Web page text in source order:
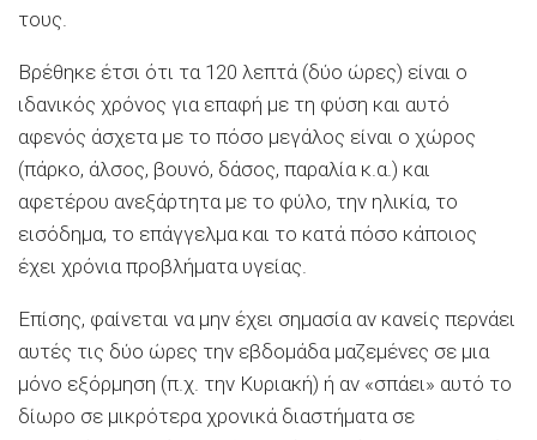
τους.
Βρέθηκε έτσι ότι τα 120 λεπτά (δύο ώρες) είναι ο
ιδανικός χρόνος για επαφή με τη φύση και αυτό
αφενός άσχετα με το πόσο μεγάλος είναι ο χώρος
(πάρκο, άλσος, βουνό, δάσος, παραλία κ.α.) και
αφετέρου ανεξάρτητα με το φύλο, την ηλικία, το
εισόδημα, το επάγγελμα και το κατά πόσο κάποιος
έχει χρόνια προβλήματα υγείας.
Επίσης, φαίνεται να μην έχει σημασία αν κανείς περνάει
αυτές τις δύο ώρες την εβδομάδα μαζεμένες σε μια
μόνο εξόρμηση (π.χ. την Κυριακή) ή αν «σπάει» αυτό το
δίωρο σε μικρότερα χρονικά διαστήματα σε